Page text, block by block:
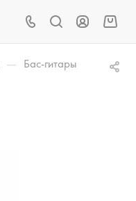
— Бас-гитары